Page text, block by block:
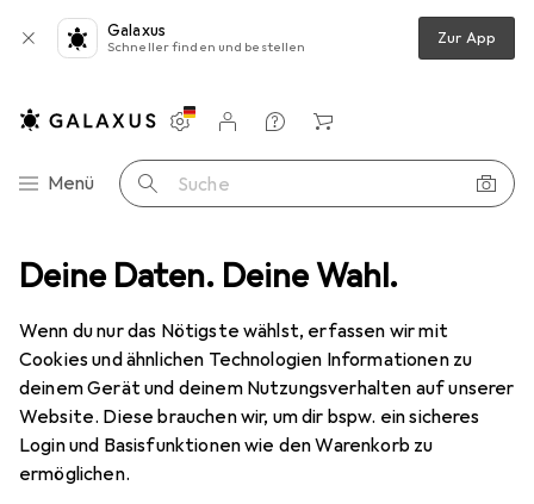
Deine Daten. Deine Wahl.
Wenn du nur das Nötigste wählst, erfassen wir mit
Cookies und ähnlichen Technologien Informationen zu
deinem Gerät und deinem Nutzungsverhalten auf unserer
Website. Diese brauchen wir, um dir bspw. ein sicheres
Login und Basisfunktionen wie den Warenkorb zu
ermöglichen.
Galaxus
Schneller finden und bestellen Zur App
Navigation nach Kategorien
Menü Suche
Einstellungen
Kundenkonto
Vergleichslisten
Merklisten
Warenkorb
Kabelleitung Lapp ÖLFLEX EB CY Installationsleitung
2 Bilder
Lapp ÖLFLEX EB CY
Installationsleitung
100 m